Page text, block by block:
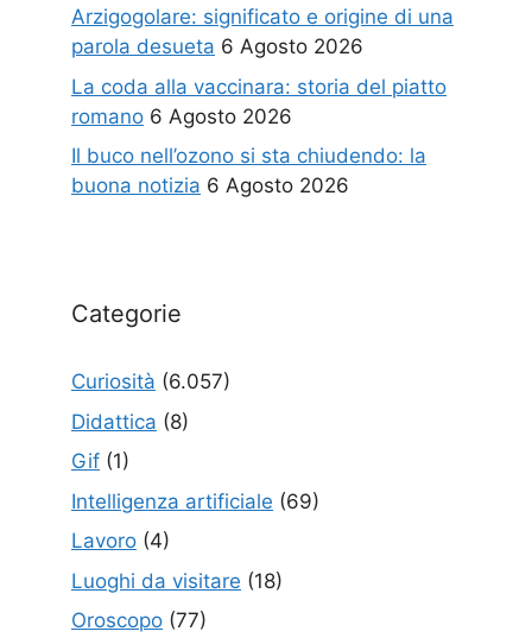
Arzigogolare: significato e origine di una
parola desueta 6 Agosto 2026
La coda alla vaccinara: storia del piatto
romano 6 Agosto 2026
Il buco nell’ozono si sta chiudendo: la
buona notizia 6 Agosto 2026
Categorie
Curiosità (6.057)
Didattica (8)
Gif (1)
Intelligenza artificiale (69)
Lavoro (4)
Luoghi da visitare (18)
Oroscopo (77)